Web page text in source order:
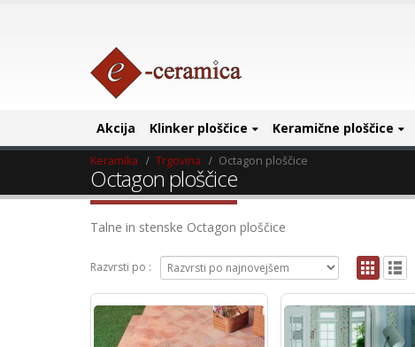
Akcija Klinker ploščice Keramične ploščice
Keramika Trgovina Octagon ploščice
Octagon ploščice
Talne in stenske Octagon ploščice
Razvrsti po :